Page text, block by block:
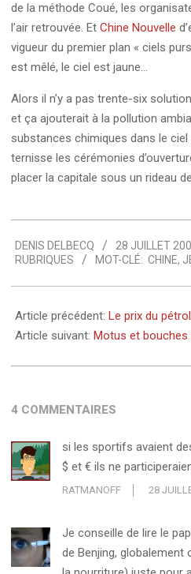
de la méthode Coué, les
l’air retrouvée. Et Chine Nouvelle
vigueur du premier plan « ciels
est mêlé, le ciel est jaune…
Alors il n’y a pas trente-six
et ça ajouterait à la pollution
substances chimiques dans le ciel
ternisse les cérémonies
placer la capitale sous un rideau
07-
28
DENIS DELBECQ 28 JUILLET
RUBRIQUES
MOT-CLÉ: CHINE,
Article précédent: Le prix du
Article suivant: Motus et bouches
4 COMMENTAIRES
si les sportifs avaient
$ et € ils ne
RATMANOFF 28
Je conseille de lire le
de Benjing, globalement